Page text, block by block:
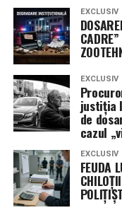
EXCLUSIV
EXCLUSIV
justiția
de
cazul
EXCLUSIV
FEUDA